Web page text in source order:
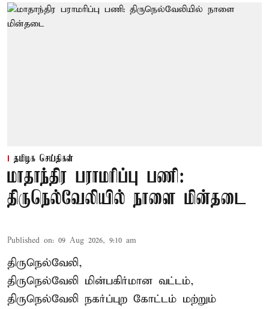
தமிழக செய்திகள்
மாதாந்திர பராமரிப்பு பணி:
திருநெல்வேலியில் நாளை மின்தடை
Published on: 09 Aug 2026, 9:10 am
திருநெல்வேலி,
திருநெல்வேலி மின்பகிர்மான வட்டம்,
திருநெல்வேலி நகர்ப்புற கோட்டம் மற்றும்